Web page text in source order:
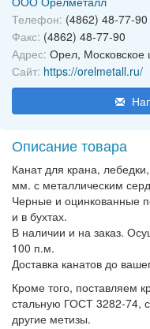
Телефон: (4862) 48-77-90
Факс: (4862) 48-77-90
Адрес: Орел, Московское
Сайт: https://orelmetall.ru/
Описание товара
Канат для крана,
мм. с металлическим
Черные и оцинкованные
и в бухтах.
В наличии и на заказ.
100 п.м.
Доставка канатов до
Кроме того, поставляем
стальную ГОСТ 3282-74,
другие метизы.